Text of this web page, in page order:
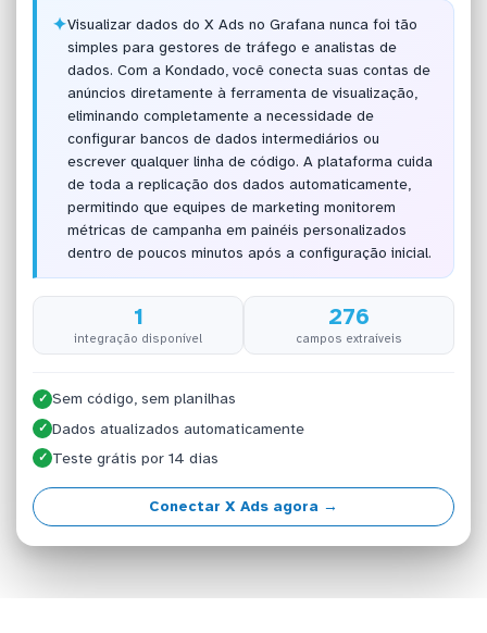
✦Visualizar dados do X Ads no Grafana nunca foi tão
simples para gestores de tráfego e analistas de
dados. Com a Kondado, você conecta suas contas de
anúncios diretamente à ferramenta de visualização,
eliminando completamente a necessidade de
configurar bancos de dados intermediários ou
escrever qualquer linha de código. A plataforma cuida
de toda a replicação dos dados automaticamente,
permitindo que equipes de marketing monitorem
métricas de campanha em painéis personalizados
dentro de poucos minutos após a configuração inicial.
1
integração disponível
276
campos extraíveis
✓ Sem código, sem planilhas
✓ Dados atualizados automaticamente
✓ Teste grátis por 14 dias
Conectar X Ads agora →